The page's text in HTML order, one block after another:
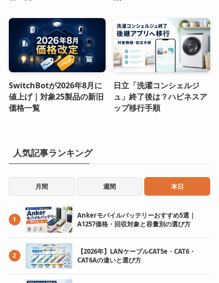
SwitchBotが2026年8月に
値上げ｜対象25製品の新旧
価格一覧
日立「洗濯コンシェルジ
ュ」終了後は？ハピネスア
ップ移行手順
人気記事ランキング
月間 週間 本日
1
Ankerモバイルバッテリーおすすめ5選｜
A1257価格・回収対象と容量別の選び方
2
【2026年】LANケーブルCAT5e・CAT6・
CAT6Aの違いと選び方